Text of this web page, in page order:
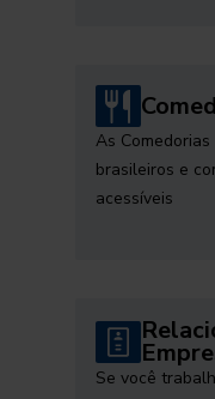
As
brasileiros e
acessíveis
Se você